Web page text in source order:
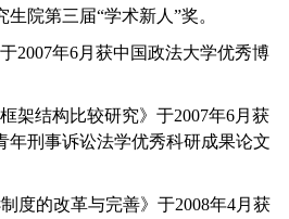
院第三届“学术新人”奖。
2007年6月获中国政法大学优秀博
架结构比较研究》于2007年6月获
年刑事诉讼法学优秀科研成果论文
度的改革与完善》于2008年4月获